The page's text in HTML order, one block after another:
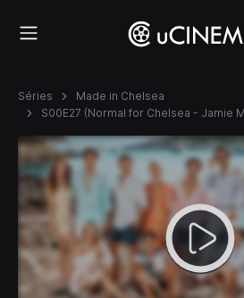
Séries
Made in Chelsea
S00E27 (Normal for Chelsea - Jamie